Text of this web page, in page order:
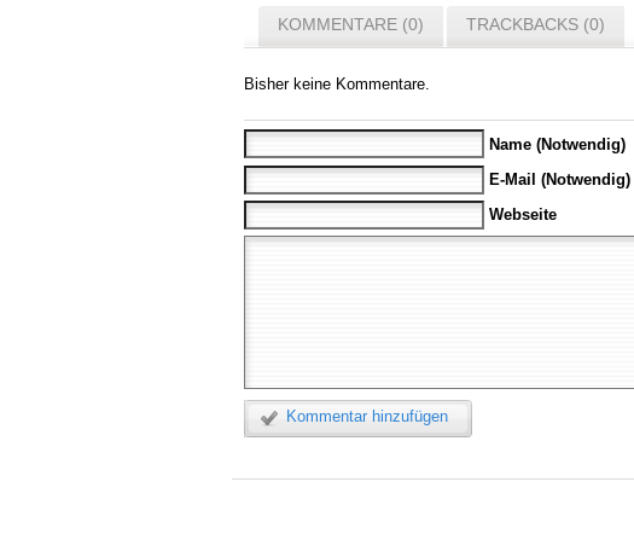
KOMMENTARE (0) TRACKBACKS (0)
Bisher keine Kommentare.
Name (Notwendig)
E-Mail (Notwendig)
Webseite
Kommentar hinzufügen